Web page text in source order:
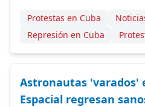
Protestas en Cuba
Represión en Cuba
Astronautas 'varados'
Espacial regresan